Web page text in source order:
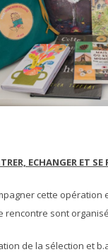
ECHANGER ET SE
cette
rencontre sont
de la sélection et